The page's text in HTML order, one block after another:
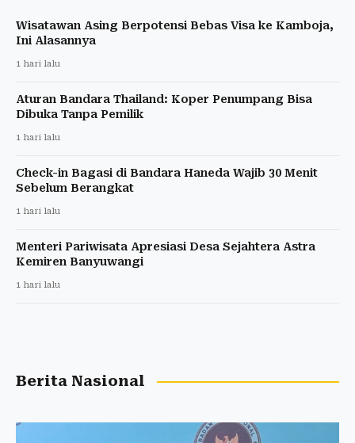
Wisatawan Asing Berpotensi Bebas Visa ke Kamboja,
Ini Alasannya
1 hari lalu
Aturan Bandara Thailand: Koper Penumpang Bisa
Dibuka Tanpa Pemilik
1 hari lalu
Check-in Bagasi di Bandara Haneda Wajib 30 Menit
Sebelum Berangkat
1 hari lalu
Menteri Pariwisata Apresiasi Desa Sejahtera Astra
Kemiren Banyuwangi
1 hari lalu
Berita Nasional